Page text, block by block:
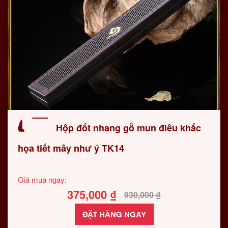
Hộp đốt nhang gỗ mun điêu khắc
họa tiết mây như ý TK14
Giá mua ngay:
930,000₫
375,000 ₫
ĐẶT HÀNG NGAY